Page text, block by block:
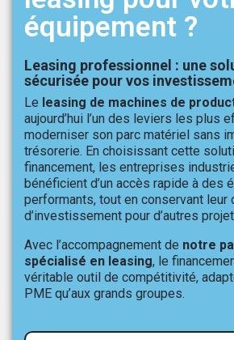
équipement ?
Leasing professionnel : une
sécurisée pour vos
Le leasing de machines de
aujourd’hui l’un des leviers les plus
moderniser son parc matériel sans
trésorerie. En choisissant cette
financement, les entreprises
bénéficient d’un accès rapide à des
performants, tout en conservant leur
d’investissement pour d’autres
Avec l’accompagnement de notre
spécialisé en leasing, le
véritable outil de compétitivité,
PME qu’aux grands groupes.